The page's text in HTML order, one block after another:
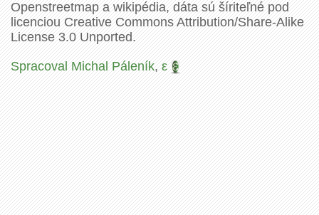
Openstreetmap a wikipédia, dáta sú šíriteľné pod
licenciou Creative Commons Attribution/Share-Alike
License 3.0 Unported.
Spracoval Michal Páleník,ε